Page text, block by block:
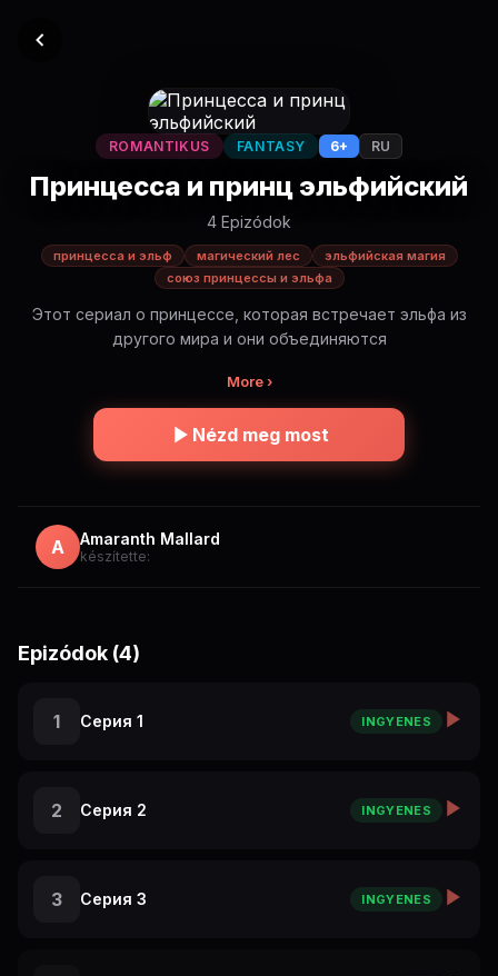
ROMANTIKUS FANTASY 6+ RU
Принцесса и принц эльфийский
4 Epizódok
принцесса и эльф магический лес
эльфийская магия
союз принцессы и эльфа
Этот сериал о принцессе, которая встречает эльфа из
другого мира и они объединяются
More ›
Nézd meg most
A Amaranth Mallard
készítette:
Epizódok (4)
1 Серия 1 INGYENES
2 Серия 2 INGYENES
3 Серия 3 INGYENES